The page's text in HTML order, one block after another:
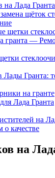
на Лада
щёток
щетки
гранта —
Лады Гранта:
на гранте
Лада Гранта
на
о качестве
на